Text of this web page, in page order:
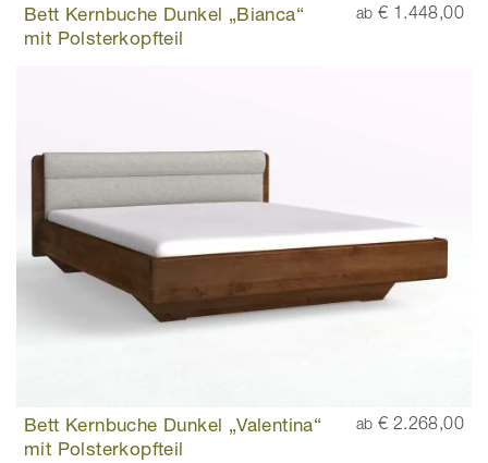
Bett Kernbuche Dunkel „Bianca“
mit Polsterkopfteil
ab € 1.448,00
Bett Kernbuche Dunkel „Valentina“
mit Polsterkopfteil
ab € 2.268,00